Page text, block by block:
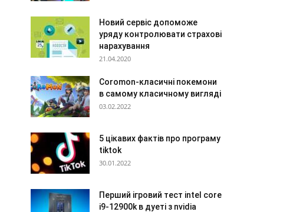
Новий сервіс допоможе
уряду контролювати страхові
нарахування
21.04.2020
Coromon-класичні покемони
в самому класичному вигляді
03.02.2022
5 цікавих фактів про програму
tiktok
30.01.2022
Перший ігровий тест intel core
i9-12900k в дуеті з nvidia